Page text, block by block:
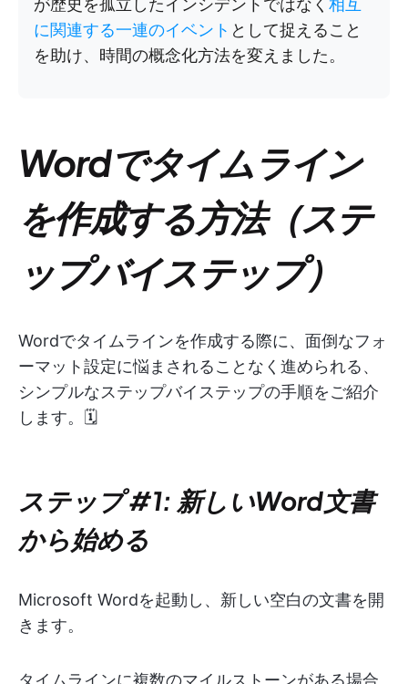
が歴史を孤立したインシデントではなく 相互
に関連する一連のイベント として捉えること
を助け、時間の概念化方法を変えました。
Wordでタイムライン
を作成する方法（ステ
ップバイステップ）
Wordでタイムラインを作成する際に、面倒なフォ
ーマット設定に悩まされることなく進められる、
シンプルなステップバイステップの手順をご紹介
します。🗓️
ステップ #1: 新しいWord文書
から始める
Microsoft Wordを起動し、新しい空白の文書を開
きます。
タイムラインに複数のマイルストーンがある場合